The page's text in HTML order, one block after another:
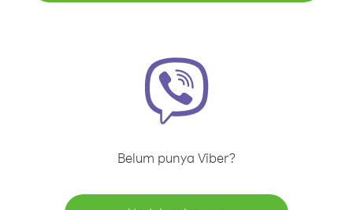
Belum punya Viber?